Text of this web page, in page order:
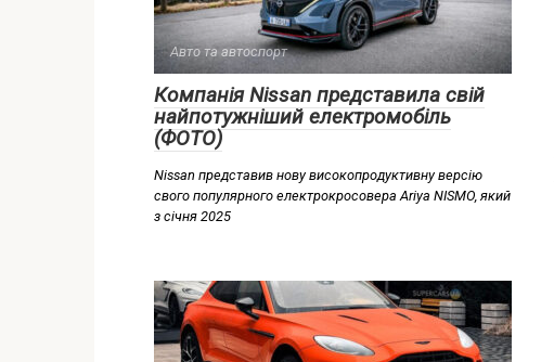
Авто та автоспорт
Компанія Nissan представила свій
найпотужніший електромобіль
(ФОТО)
Nissan представив нову високопродуктивну версію
свого популярного електрокросовера Ariya NISMO, який
з січня 2025